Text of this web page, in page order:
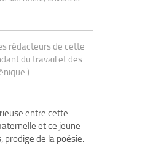
rédacteurs de cette
du travail et des
entre cette
et ce jeune
prodige de la poésie.